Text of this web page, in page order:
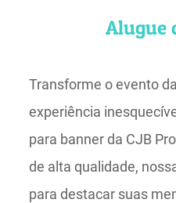
Alugue
Transforme o evento
experiência
para banner da CJB
de alta qualidade,
para destacar suas